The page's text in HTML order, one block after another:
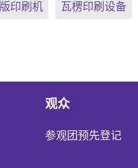
印刷机 瓦楞印刷设备
观众
参观团预先登记